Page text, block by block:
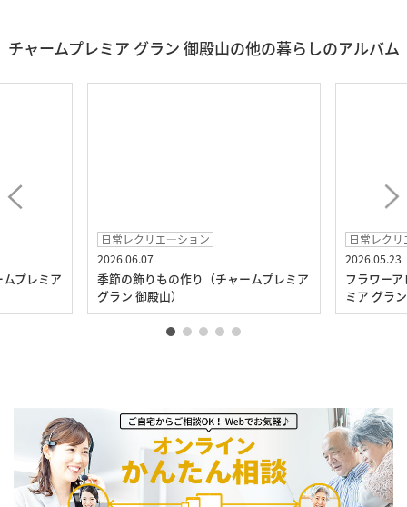
チャームプレミア グラン 御殿山の他の暮らしのアルバム
プレミア
日常レクリエ―ション
2026.06.07
季節の飾りもの作り（チャームプレミア
グラン 御殿山）
日常レク
2026.05.23
フラワー
ミア グラ